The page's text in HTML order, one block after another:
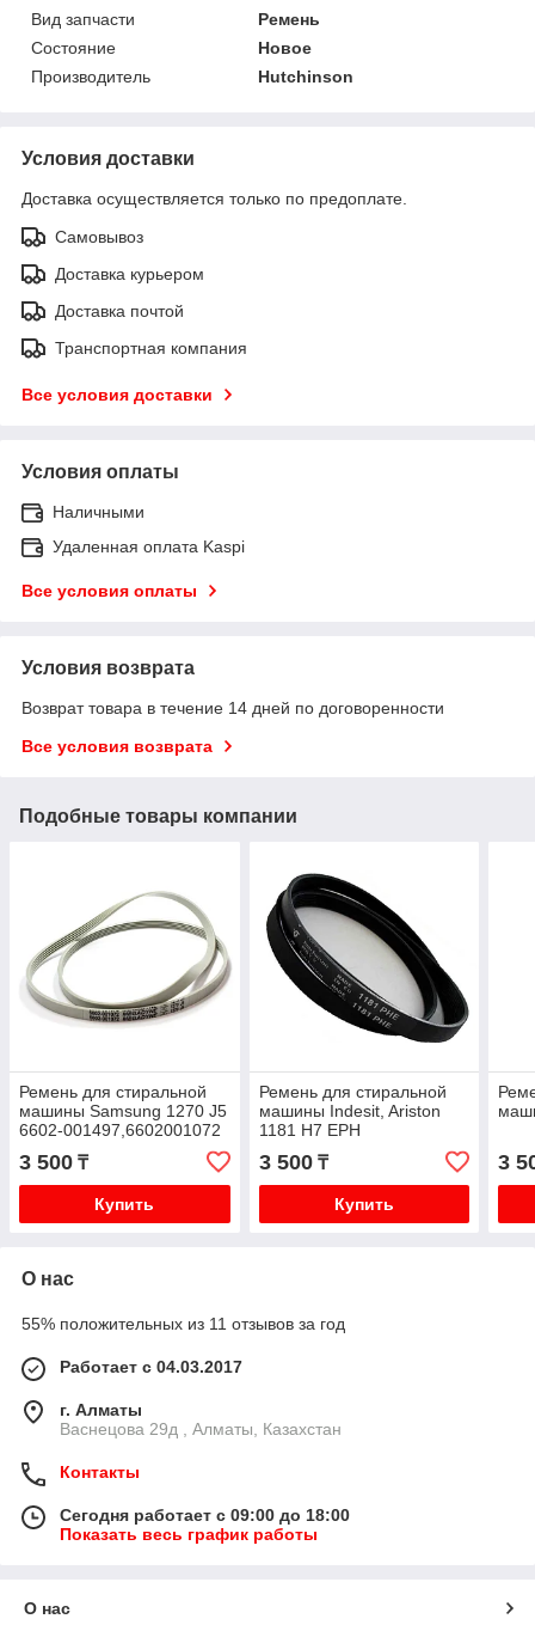
Вид запчасти
Ремень
Состояние
Новое
Производитель
Hutchinson
Условия доставки
Доставка осуществляется только по предоплате.
Самовывоз
Доставка курьером
Доставка почтой
Транспортная компания
Все условия доставки
Условия оплаты
Наличными
Удаленная оплата Kaspi
Все условия оплаты
Условия возврата
Возврат товара в течение 14 дней по договоренности
Все условия возврата
Подобные товары компании
Ремень для стиральной
машины Samsung 1270 J5
6602-001497,6602001072
3 500 ₸
Купить
Ремень для стиральной
машины Indesit, Ariston
1181 H7 EPH
3 500₸
Купить
3
О нас
55% положительных из 11 отзывов за год
Работает с 04.03.2017
г. Алматы
Васнецова 29д , Алматы, Казахстан
Контакты
Сегодня работает с 09:00 до 18:00
Показать весь график работы
О нас